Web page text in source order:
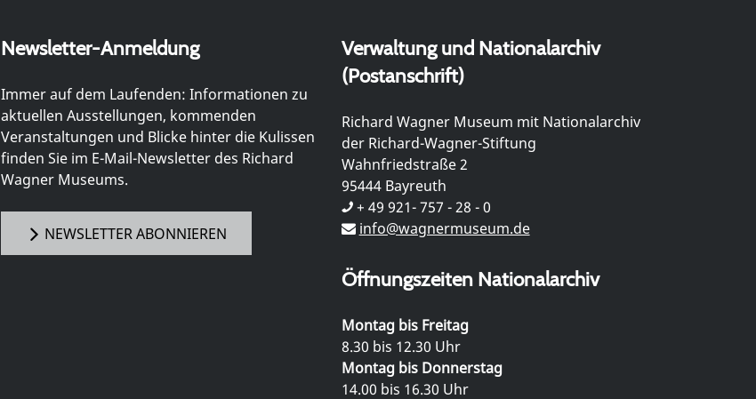
Newsletter-Anmeldung
Immer auf dem Laufenden: Informationen zu
aktuellen Ausstellungen, kommenden
Veranstaltungen und Blicke hinter die Kulissen
finden Sie im E-Mail-Newsletter des Richard
Wagner Museums.
NEWSLETTER ABONNIEREN
Verwaltung und Nationalarchiv
(Postanschrift)
Richard Wagner Museum mit Nationalarchiv
der Richard-Wagner-Stiftung
Wahnfriedstraße 2
95444 Bayreuth
+ 49 921- 757 - 28 - 0
info@wagnermuseum.de
Öffnungszeiten Nationalarchiv
Montag bis Freitag
8.30 bis 12.30 Uhr
Montag bis Donnerstag
14.00 bis 16.30 Uhr